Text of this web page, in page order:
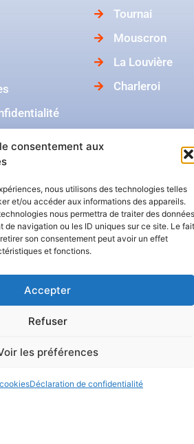
consentement aux
nous utilisons des technologies telles
et/ou accéder aux informations des appareils.
nous permettra de traiter des données
de navigation ou les ID uniques sur ce site. Le fait
son consentement peut avoir un effet
et fonctions.
Accepter
Refuser
les préférences
Déclaration de confidentialité
Tournai
Mouscron
La Louvière
Charleroi